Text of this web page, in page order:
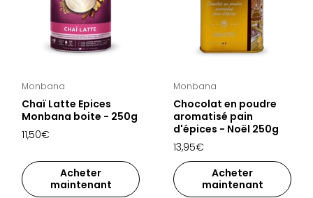
Monbana
Chaï Latte Epices
Monbana boite - 250g
11,50€
Acheter
maintenant
Monbana
Chocolat en poudre
aromatisé pain
d'épices - Noël 250g
13,95€
Acheter
maintenant